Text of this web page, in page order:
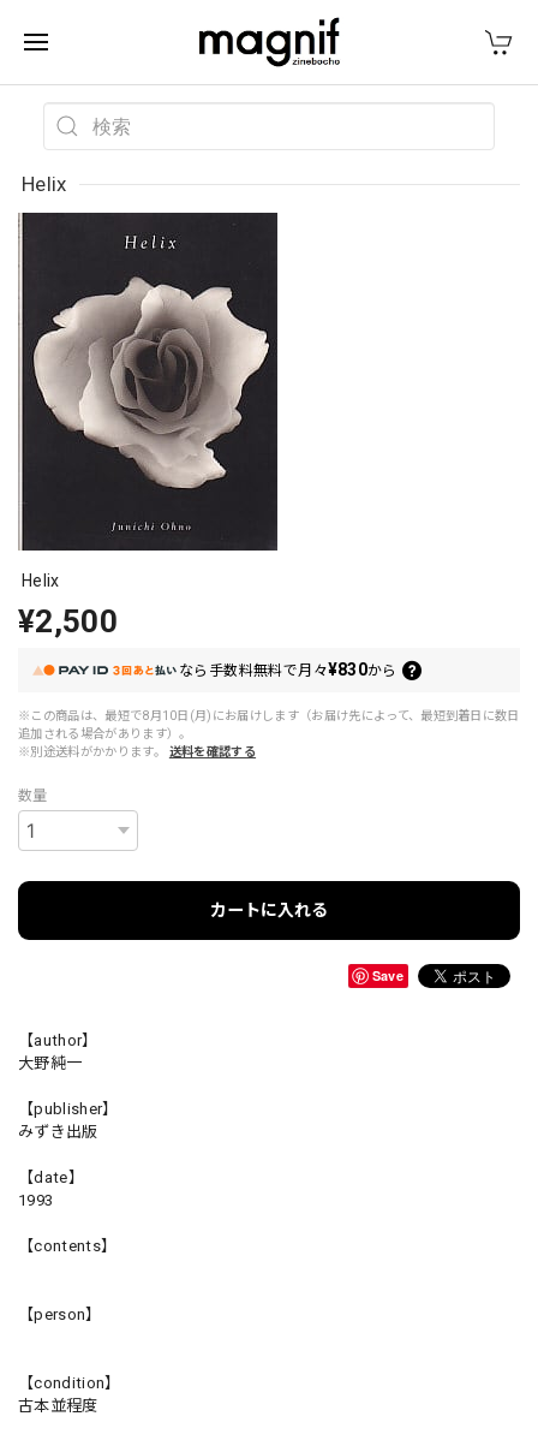
Helix
Helix
¥2,500
なら 手数料無料で月々¥830から
※この商品は、最短で8月10日(月)にお届けします（お届け先によって、最短到着日に数日
追加される場合があります）。
※別途送料がかかります。
送料を確認する
数量
カートに入れる
Save
【author】
大野純一
【publisher】
みずき出版
【date】
1993
【contents】
【person】
【condition】
古本並程度